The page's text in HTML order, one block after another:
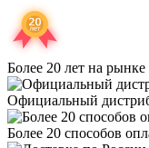
Более 20 лет на
Официальный
Более 20 способов